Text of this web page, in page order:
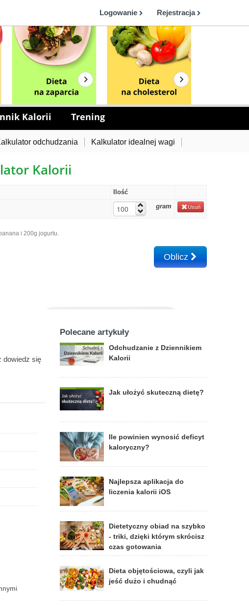
Logowanie Rejestracja
Kalorii Trening
odchudzania Kalkulator idealnej wagi
Kalorii
Ilość
gram Usuń
i 200g jogurtu.
Oblicz
dowiedz się
Polecane artykuły
Odchudzanie z Dziennikiem
Kalorii
Jak ułożyć skuteczną dietę?
Ile powinien wynosić deficyt
kaloryczny?
Najlepsza aplikacja do
liczenia kalorii iOS
Dietetyczny obiad na szybko
- triki, dzięki którym skrócisz
czas gotowania
Dieta objętościowa, czyli jak
jeść dużo i chudnąć